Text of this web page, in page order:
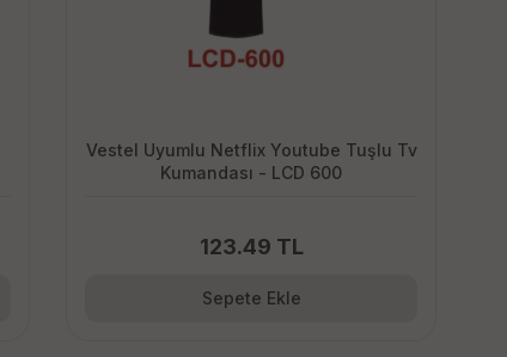
Vestel Uyumlu Netflix Youtube Tuşlu Tv
Kumandası - LCD 600
123.49 TL
Sepete Ekle